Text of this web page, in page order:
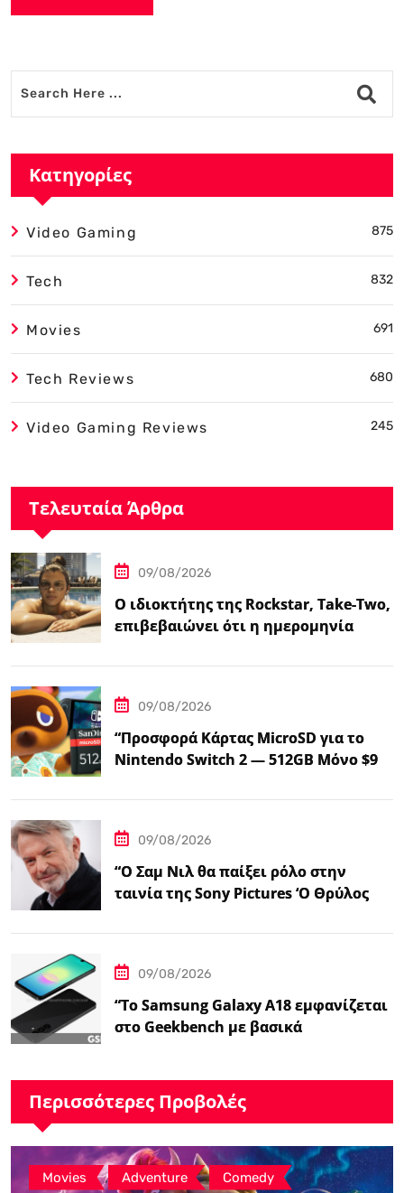
Κατηγορίες
Video Gaming 875
Tech 832
Movies 691
Tech Reviews 680
Video Gaming Reviews 245
Τελευταία Άρθρα
09/08/2026
Ο ιδιοκτήτης της Rockstar, Take-Two,
επιβεβαιώνει ότι η ημερομηνία
09/08/2026
“Προσφορά Κάρτας MicroSD για το
Nintendo Switch 2 — 512GB Μόνο $98
09/08/2026
“Ο Σαμ Νιλ θα παίξει ρόλο στην
ταινία της Sony Pictures ‘Ο Θρύλος
09/08/2026
“Το Samsung Galaxy A18 εμφανίζεται
στο Geekbench με βασικά
Περισσότερες Προβολές
Movies , Adventure , Comedy